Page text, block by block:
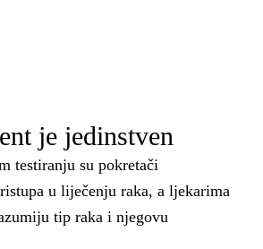
je jedinstven
testiranju su pokretači
u liječenju raka, a ljekarima
tip raka i njegovu